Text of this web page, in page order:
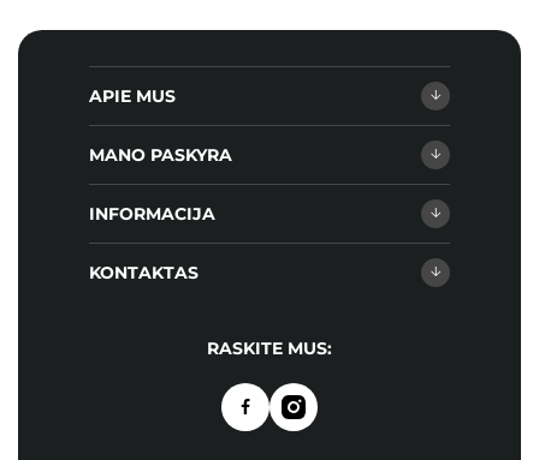
APIE MUS
MANO PASKYRA
INFORMACIJA
KONTAKTAS
RASKITE MUS: